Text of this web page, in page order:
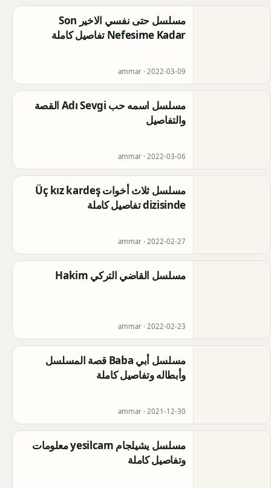
مسلسل حتى نفسي الاخير Son
Nefesime Kadar تفاصيل كاملة
ammar · 2022-03-09
مسلسل اسمه حب Adı Sevgi القصة
والتفاصيل
ammar · 2022-03-06
مسلسل ثلاث أخوات Üç kız kardeş
dizisinde تفاصيل كاملة
ammar · 2022-02-27
مسلسل القاضي التركي Hakim
ammar · 2022-02-23
مسلسل أبي Baba قصة المسلسل
وأبطاله وتفاصيل كاملة
ammar · 2021-12-30
مسلسل يشيلجام yesilcam معلومات
وتفاصيل كاملة